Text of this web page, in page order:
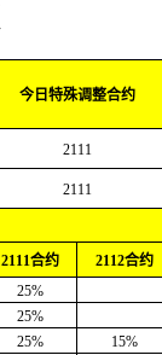
今日特殊调整合约
2111
2111
2111合约
2112合约
25%
25%
25% 15%